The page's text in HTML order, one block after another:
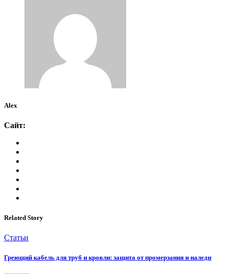
Alex
Сайт:
Related Story
Статьи
Греющий кабель для труб и кровли: защита от промерзания и наледи